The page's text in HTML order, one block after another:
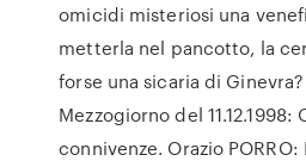
omicidi misteriosi una
metterla nel pancotto, la
forse una sicaria di
Mezzogiorno del 11.12.1998:
connivenze. Orazio